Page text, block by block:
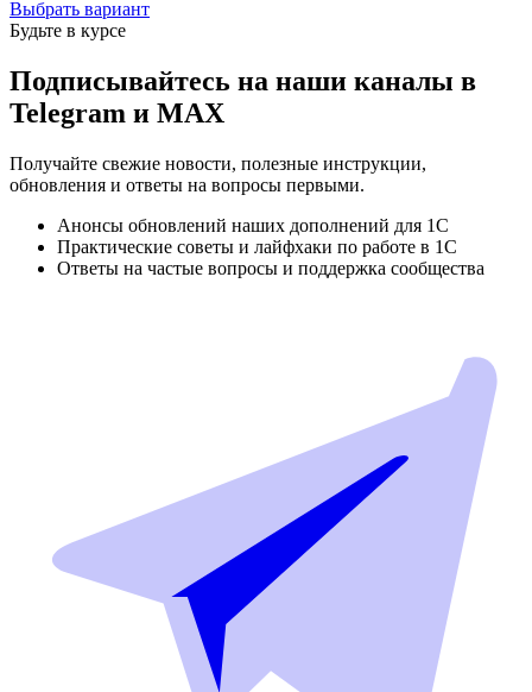
Выбрать вариант
Будьте в курсе
Подписывайтесь на наши каналы в
Telegram и MAX
Получайте свежие новости, полезные инструкции,
обновления и ответы на вопросы первыми.
Анонсы обновлений наших дополнений для 1С
Практические советы и лайфхаки по работе в 1С
Ответы на частые вопросы и поддержка сообщества